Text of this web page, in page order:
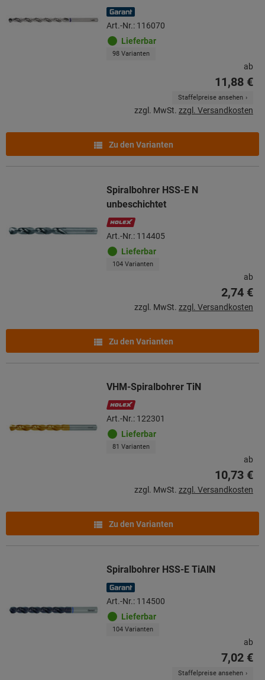
Art.-Nr.: 116070
Lieferbar
98 Varianten
ab
11,88 €
Staffelpreise ansehen
zzgl. MwSt. zzgl. Versandkosten
Zu den Varianten
Spiralbohrer HSS-E N
unbeschichtet
Art.-Nr.: 114405
Lieferbar
104 Varianten
ab
2,74 €
zzgl. MwSt. zzgl. Versandkosten
Zu den Varianten
VHM-Spiralbohrer TiN
Art.-Nr.: 122301
Lieferbar
81 Varianten
ab
10,73 €
zzgl. MwSt. zzgl. Versandkosten
Zu den Varianten
Spiralbohrer HSS-E TiAlN
Art.-Nr.: 114500
Lieferbar
104 Varianten
ab
7,02 €
Staffelpreise ansehen